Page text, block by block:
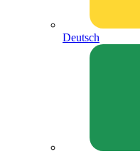
Deutsch